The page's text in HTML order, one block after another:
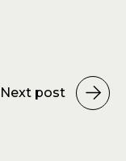
Next post